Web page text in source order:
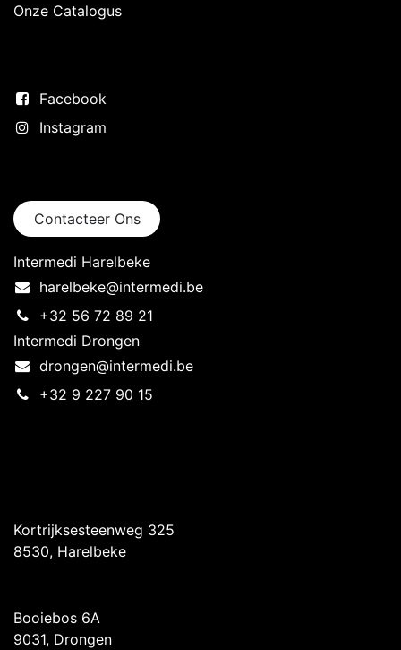
Onze Catalogus
Facebook
Instagram
Contacteer Ons
Intermedi Harelbeke
harelbeke@intermedi.be
+32 56 72 89 21
Intermedi Drongen
drongen@intermedi.be
+32 9 227 90 15
Kortrijksesteenweg 325
8530, Harelbeke
Booiebos 6A
9031, Drongen